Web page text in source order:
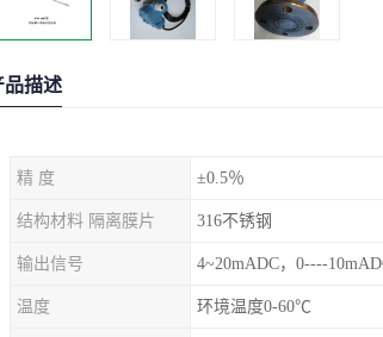
品描述
精 度 ±0.5％
结构材料 隔离膜片 316不锈钢
输出信号 4~20mADC，0----
温度 环境温度0-60℃